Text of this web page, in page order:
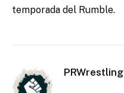
temporada del Rumble.
PRWrestling